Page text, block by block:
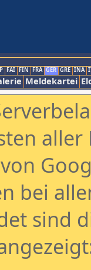
FAI FIN FRA GER GRE INA
Meldekartei
aller
bei
sind